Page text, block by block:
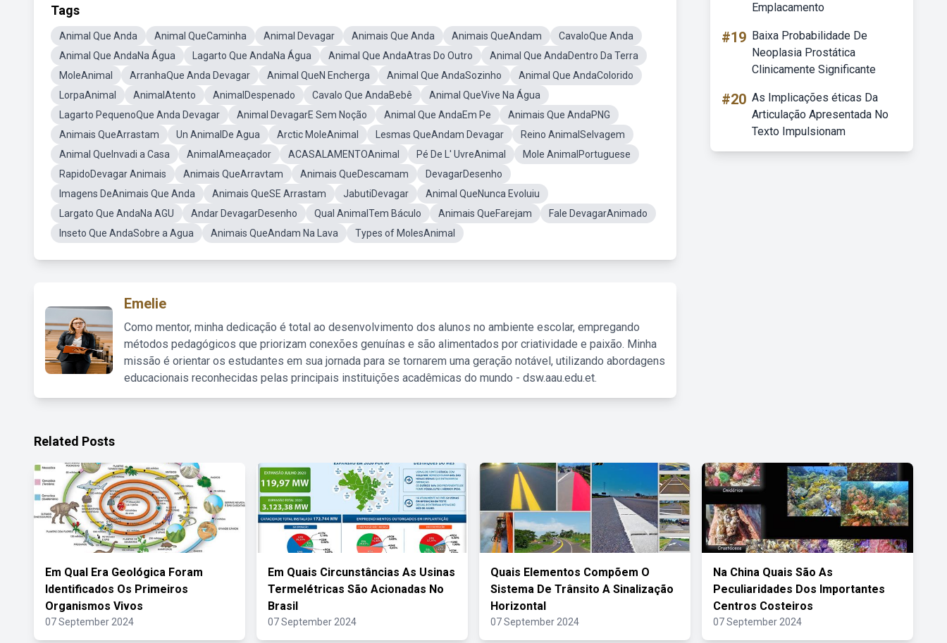
Tags
Animal Que Anda Animal QueCaminha Animal Devagar Animais Que Anda Animais QueAndam
CavaloQue Anda
Animal Que AndaNa Água
Lagarto Que AndaNa Água Animal Que AndaAtras Do Outro
Animal Que AndaDentro Da Terra
MoleAnimal
ArranhaQue Anda Devagar Animal QueN Encherga Animal Que AndaSozinho
Animal Que AndaColorido
LorpaAnimal
AnimalAtento AnimalDespenado Cavalo Que AndaBebê
Animal QueVive Na Água
Lagarto PequenoQue Anda Devagar
Animal DevagarE Sem Noção Animal Que AndaEm Pe
Animais Que AndaPNG
Animais QueArrastam
Un AnimalDe Agua Arctic MoleAnimal Lesmas QueAndam Devagar
Reino AnimalSelvagem
Animal QueInvadi a Casa
AnimalAmeaçador ACASALAMENTOAnimal Pé De L' UvreAnimal
Mole AnimalPortuguese
RapidoDevagar Animais
Animais QueArravtam Animais QueDescamam
DevagarDesenho
Imagens DeAnimais Que Anda
Animais QueSE Arrastam JabutiDevagar
Animal QueNunca Evoluiu
Largato Que AndaNa AGU
Andar DevagarDesenho Qual AnimalTem Báculo Animais QueFarejam
Fale DevagarAnimado
Inseto Que AndaSobre a Agua
Animais QueAndam Na Lava Types of MolesAnimal
Emelie
Como mentor, minha dedicação é total ao desenvolvimento dos alunos no ambiente escolar, empregando
métodos pedagógicos que priorizam conexões genuínas e são alimentados por criatividade e paixão. Minha
missão é orientar os estudantes em sua jornada para se tornarem uma geração notável, utilizando abordagens
educacionais reconhecidas pelas principais instituições acadêmicas do mundo - dsw.aau.edu.et.
Emplacamento
#19 Baixa Probabilidade De
Neoplasia Prostática
Clinicamente Significante
#20 As Implicações éticas Da
Articulação Apresentada No
Texto Impulsionam
Related Posts
Em Qual Era Geológica Foram
Identificados Os Primeiros
Organismos Vivos
07 September 2024
Em Quais Circunstâncias As Usinas
Termelétricas São Acionadas No
Brasil
07 September 2024
Quais Elementos Compõem O
Sistema De Trânsito A Sinalização
Horizontal
07 September 2024
Na China Quais São As
Peculiaridades Dos Importantes
Centros Costeiros
07 September 2024